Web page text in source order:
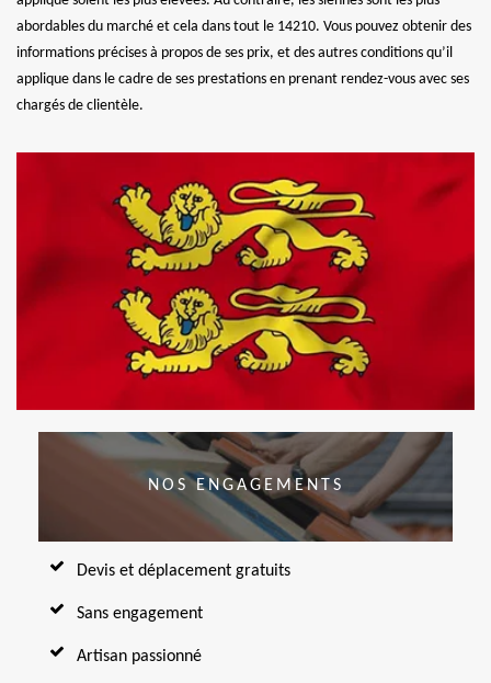
abordables du marché et cela dans tout le 14210. Vous pouvez obtenir des
informations précises à propos de ses prix, et des autres conditions qu’il
applique dans le cadre de ses prestations en prenant rendez-vous avec ses
chargés de clientèle.
NOS ENGAGEMENTS
Devis et déplacement gratuits
Sans engagement
Artisan passionné